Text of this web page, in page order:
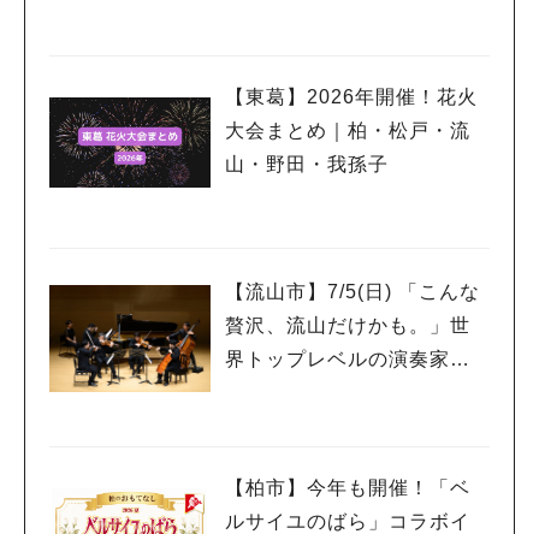
【東葛】2026年開催！花火
大会まとめ｜柏・松戸・流
山・野田・我孫子
【流山市】7/5(日) 「こんな
贅沢、流山だけかも。」世
界トップレベルの演奏家を
【柏市】今年も開催！「ベ
ルサイユのばら」コラボイ